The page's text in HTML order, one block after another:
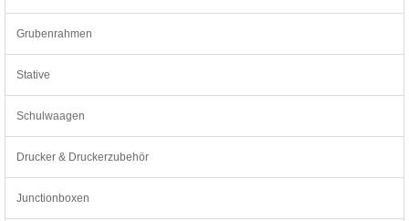
Grubenrahmen
Stative
Schulwaagen
Drucker & Druckerzubehör
Junctionboxen